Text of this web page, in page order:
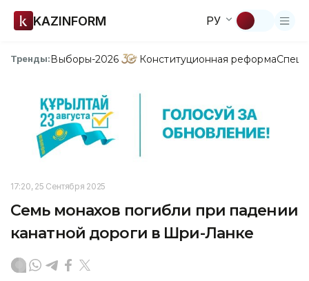
KAZINFORM РУ
Тренды:Выборы-2026 Конституционная реформа
17:20, 25 Сентября 2025
Семь монахов погибли при падении
канатной дороги в Шри-Ланке